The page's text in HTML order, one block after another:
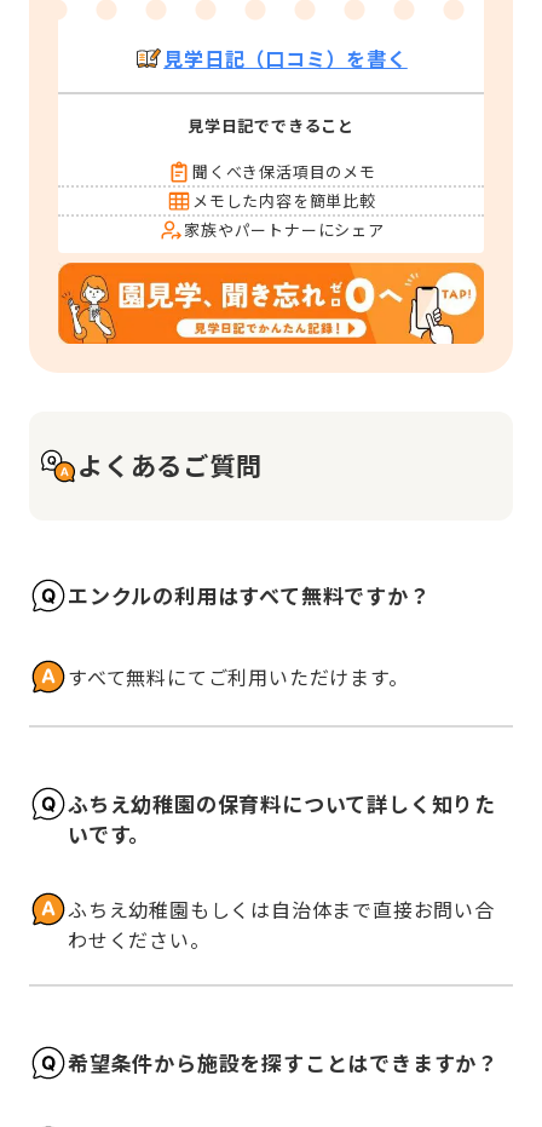
見学日記（口コミ）を書く
見学日記でできること
聞くべき保活項目のメモ
メモした内容を簡単比較
家族やパートナーにシェア
よくあるご質問
エンクルの利用はすべて無料ですか？
すべて無料にてご利用いただけます。
ふちえ幼稚園の保育料について詳しく知りた
いです。
ふちえ幼稚園もしくは自治体まで直接お問い合
わせください。
希望条件から施設を探すことはできますか？